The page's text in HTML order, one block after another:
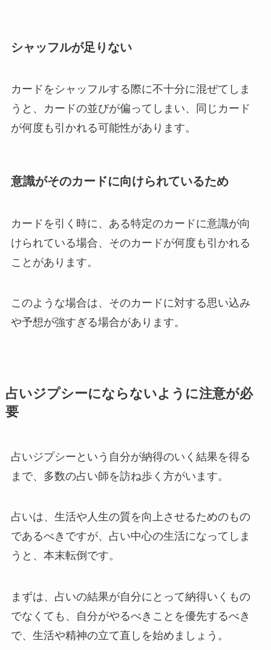
シャッフルが足りない
カードをシャッフルする際に不十分に混ぜてしま
うと、カードの並びが偏ってしまい、同じカード
が何度も引かれる可能性があります。
意識がそのカードに向けられているため
カードを引く時に、ある特定のカードに意識が向
けられている場合、そのカードが何度も引かれる
ことがあります。
このような場合は、そのカードに対する思い込み
や予想が強すぎる場合があります。
占いジプシーにならないように注意が必
要
占いジプシーという自分が納得のいく結果を得る
まで、多数の占い師を訪ね歩く方がいます。
占いは、生活や人生の質を向上させるためのもの
であるべきですが、占い中心の生活になってしま
うと、本末転倒です。
まずは、占いの結果が自分にとって納得いくもの
でなくても、自分がやるべきことを優先するべき
で、生活や精神の立て直しを始めましょう。